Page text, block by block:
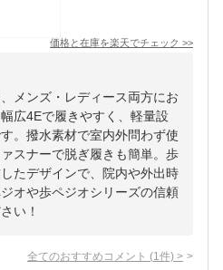
価格と在庫を楽天でチェック >>
メンズ・レディース両方にお
広4Eで履きやすく、軽量設
。撥水素材で室内外問わず使
スナーで脱ぎ履きも簡単。歩
たデザインで、院内や外出時
オや歩ペジオシリーズの信頼
い！
全てのおすすめコメント (1 件) >